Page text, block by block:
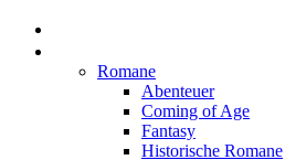
Romane
Abenteuer
Coming of Age
Fantasy
Historische Romane